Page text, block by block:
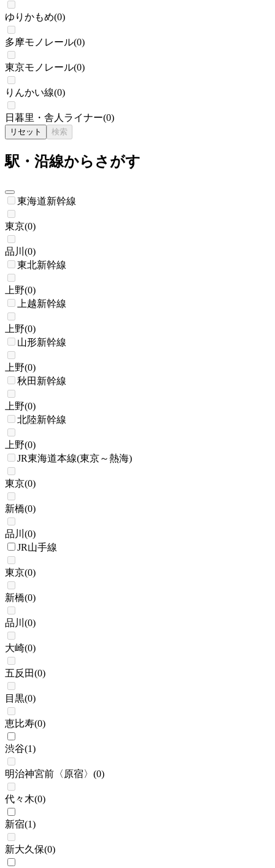
ゆりかもめ(0)
多摩モノレール(0)
東京モノレール(0)
りんかい線(0)
日暮里・舎人ライナー(0)
リセット 検索
駅・沿線からさがす
東海道新幹線
東京(0)
品川 (0)
東北新幹線
上野(0)
上越新幹線
上野(0)
山形新幹線
上野(0)
秋田新幹線
上野(0)
北陸新幹線
上野(0)
JR東海道本線(東京～熱海)
東京(0)
新橋(0)
品川 (0)
JR山手線
東京(0)
新橋(0)
品川 (0)
大崎(0)
五反田(0)
目黒(0)
恵比寿(0)
渋谷(1)
明治神宮前〈原宿〉 (0)
代々木(0)
新宿(1)
新大久保(0)